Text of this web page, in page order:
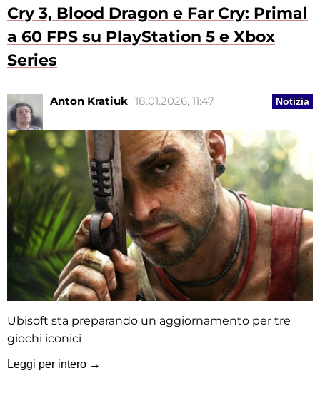
Cry 3, Blood Dragon e Far Cry: Primal
a 60 FPS su PlayStation 5 e Xbox
Series
Notizia
Anton Kratiuk 18.01.2026, 11:47
Ubisoft sta preparando un aggiornamento per tre
giochi iconici
Leggi per intero →